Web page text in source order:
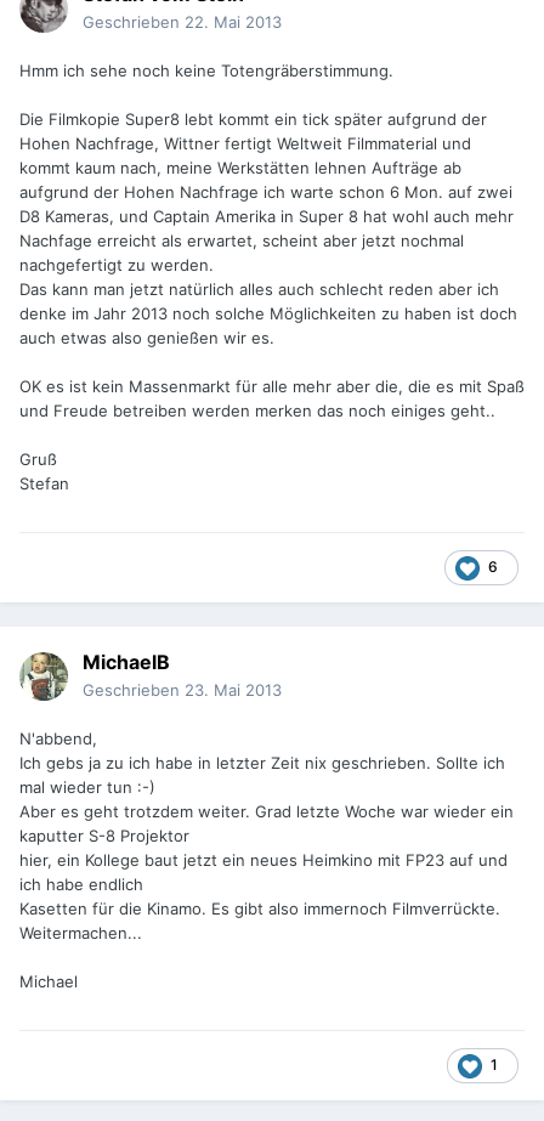
Geschrieben 22. Mai 2013
Hmm ich sehe noch keine Totengräberstimmung.
Die Filmkopie Super8 lebt kommt ein tick später aufgrund der
Hohen Nachfrage, Wittner fertigt Weltweit Filmmaterial und
kommt kaum nach, meine Werkstätten lehnen Aufträge ab
aufgrund der Hohen Nachfrage ich warte schon 6 Mon. auf zwei
D8 Kameras, und Captain Amerika in Super 8 hat wohl auch mehr
Nachfage erreicht als erwartet, scheint aber jetzt nochmal
nachgefertigt zu werden.
Das kann man jetzt natürlich alles auch schlecht reden aber ich
denke im Jahr 2013 noch solche Möglichkeiten zu haben ist doch
auch etwas also genießen wir es.
OK es ist kein Massenmarkt für alle mehr aber die, die es mit Spaß
und Freude betreiben werden merken das noch einiges geht..
Gruß
Stefan
6
MichaelB
Geschrieben 23. Mai 2013
N'abbend,
Ich gebs ja zu ich habe in letzter Zeit nix geschrieben. Sollte ich
mal wieder tun :-)
Aber es geht trotzdem weiter. Grad letzte Woche war wieder ein
kaputter S-8 Projektor
hier, ein Kollege baut jetzt ein neues Heimkino mit FP23 auf und
ich habe endlich
Kasetten für die Kinamo. Es gibt also immernoch Filmverrückte.
Weitermachen...
Michael
1